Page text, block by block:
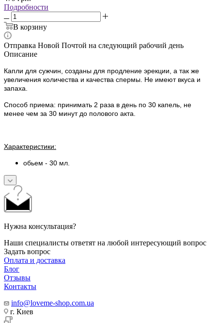
Подробности
В корзину
Отправка Новой Почтой на следующий рабочий день
Описание
Капли для сужчин, созданы для продление эрекции, а так же
увеличения количества и качества спермы. Не имеют вкуса и
запаха.
Способ приема: принимать 2 раза в день по 30 капель, не
менее чем за 30 минут до полового акта.
Характеристики:
обьем - 30 мл.
Нужна консультация?
Наши специалисты ответят на любой интересующий вопрос
Задать вопрос
Оплата и доставка
Блог
Отзывы
Контакты
info@loveme-shop.com.ua
г. Киев